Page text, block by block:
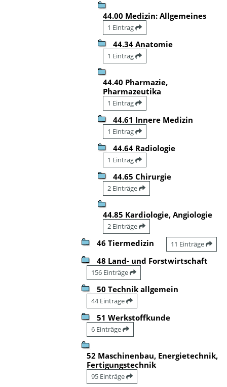
44.00 Medizin: Allgemeines
1 Eintrag
44.34 Anatomie
1 Eintrag
44.40 Pharmazie,
Pharmazeutika
1 Eintrag
44.61 Innere Medizin
1 Eintrag
44.64 Radiologie
1 Eintrag
44.65 Chirurgie
2 Einträge
44.85 Kardiologie, Angiologie
2 Einträge
46 Tiermedizin 11 Einträge
48 Land- und Forstwirtschaft
156 Einträge
50 Technik allgemein
44 Einträge
51 Werkstoffkunde
6 Einträge
52 Maschinenbau, Energietechnik,
Fertigungstechnik
95 Einträge